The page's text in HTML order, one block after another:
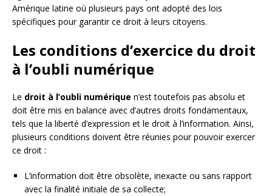
Amérique latine où plusieurs pays ont adopté des lois
spécifiques pour garantir ce droit à leurs citoyens.
Les conditions d’exercice du droit
à l’oubli numérique
Le droit à l’oubli numérique n’est toutefois pas absolu et
doit être mis en balance avec d’autres droits fondamentaux,
tels que la liberté d’expression et le droit à l’information. Ainsi,
plusieurs conditions doivent être réunies pour pouvoir exercer
ce droit :
L’information doit être obsolète, inexacte ou sans rapport
avec la finalité initiale de sa collecte;